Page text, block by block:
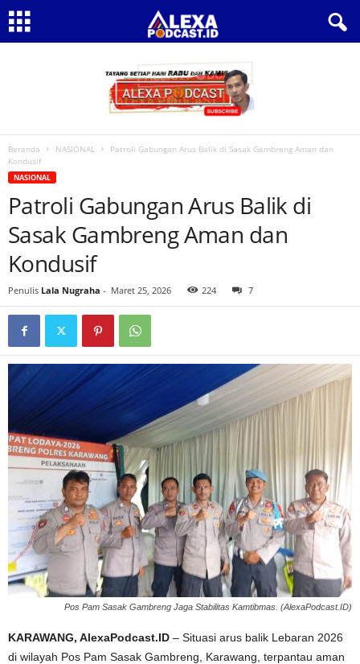
Beranda NASIONAL
Patroli Gabungan Arus Balik di Sasak Gambreng Aman dan
Kondusif
NASIONAL
Patroli Gabungan Arus Balik di
Sasak Gambreng Aman dan
Kondusif
Penulis Lala Nugraha - Maret 25, 2026 224 7
Pos Pam Sasak Gambreng Jaga Stabilitas Kamtibmas. (AlexaPodcast.ID)
KARAWANG, AlexaPodcast.ID – Situasi arus balik Lebaran 2026
di wilayah Pos Pam Sasak Gambreng, Karawang, terpantau aman